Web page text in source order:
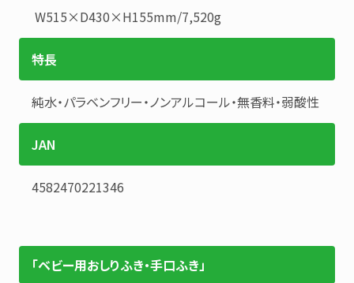
W515×D430×H155mm/7,520g
特長
純水・パラベンフリー・ノンアルコール・無香料・弱酸性
JAN
4582470221346
「ベビー用おしりふき・手口ふき」